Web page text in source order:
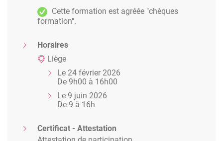
Cette formation est agréée "chèques
formation".
Horaires
Liège
Le 24 février 2026
De 9h00 à 16h00
Le 9 juin 2026
De 9 à 16h
Certificat - Attestation